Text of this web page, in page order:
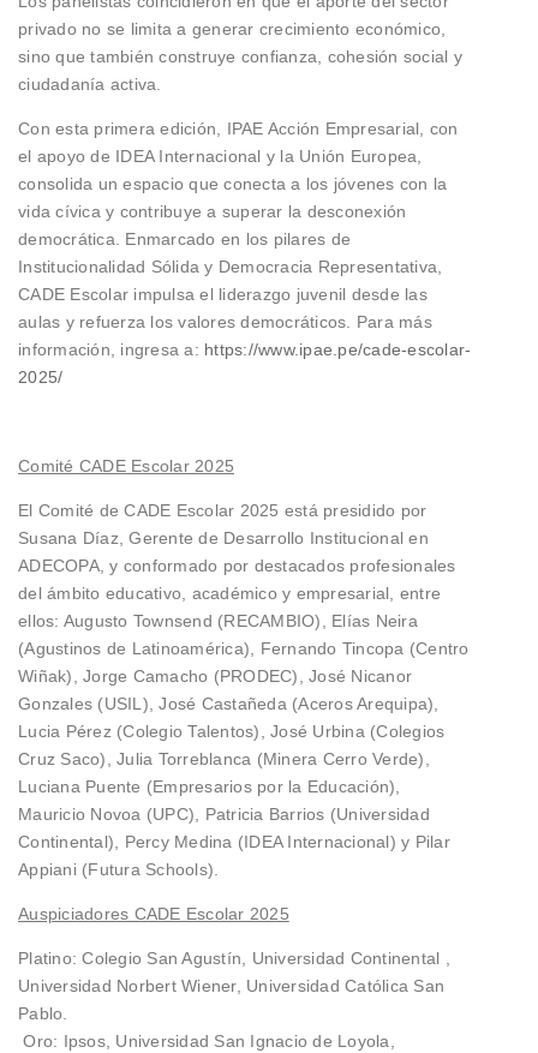
privado no se limita a generar crecimiento económico,
sino que también construye confianza, cohesión social y
ciudadanía activa.
Con esta primera edición, IPAE Acción Empresarial, con
el apoyo de IDEA Internacional y la Unión Europea,
consolida un espacio que conecta a los jóvenes con la
vida cívica y contribuye a superar la desconexión
democrática. Enmarcado en los pilares de
Institucionalidad Sólida y Democracia Representativa,
CADE Escolar impulsa el liderazgo juvenil desde las
aulas y refuerza los valores democráticos. Para más
información, ingresa a: https://www.ipae.pe/cade-escolar-
2025/
Comité CADE Escolar 2025
El Comité de CADE Escolar 2025 está presidido por
Susana Díaz, Gerente de Desarrollo Institucional en
ADECOPA, y conformado por destacados profesionales
del ámbito educativo, académico y empresarial, entre
ellos: Augusto Townsend (RECAMBIO), Elías Neira
(Agustinos de Latinoamérica), Fernando Tincopa (Centro
Wiñak), Jorge Camacho (PRODEC), José Nicanor
Gonzales (USIL), José Castañeda (Aceros Arequipa),
Lucia Pérez (Colegio Talentos), José Urbina (Colegios
Cruz Saco), Julia Torreblanca (Minera Cerro Verde),
Luciana Puente (Empresarios por la Educación),
Mauricio Novoa (UPC), Patricia Barrios (Universidad
Continental), Percy Medina (IDEA Internacional) y Pilar
Appiani (Futura Schools).
Auspiciadores CADE Escolar 2025
Platino: Colegio San Agustín, Universidad Continental ,
Universidad Norbert Wiener, Universidad Católica San
Pablo.
Oro: Ipsos, Universidad San Ignacio de Loyola,